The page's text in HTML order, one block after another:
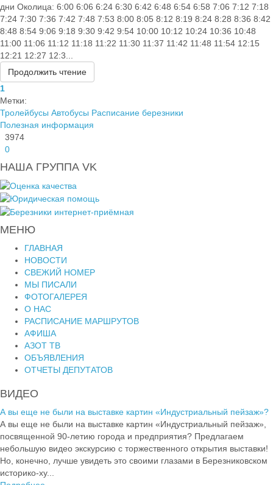
дни Околица: 6:00 6:06 6:24 6:30 6:42 6:48 6:54 6:58 7:06 7:12 7:18
7:24 7:30 7:36 7:42 7:48 7:53 8:00 8:05 8:12 8:19 8:24 8:28 8:36 8:42
8:48 8:54 9:06 9:18 9:30 9:42 9:54 10:00 10:12 10:24 10:36 10:48
11:00 11:06 11:12 11:18 11:22 11:30 11:37 11:42 11:48 11:54 12:15
12:21 12:27 12:3...
Продолжить чтение
1
Метки:
Тролейбусы Автобусы Расписание березники
Полезная информация
3974
0
НАША ГРУППА VK
МЕНЮ
ГЛАВНАЯ
НОВОСТИ
СВЕЖИЙ НОМЕР
МЫ ПИСАЛИ
ФОТОГАЛЕРЕЯ
О НАС
РАСПИСАНИЕ МАРШРУТОВ
АФИША
АЗОТ ТВ
ОБЪЯВЛЕНИЯ
ОТЧЕТЫ ДЕПУТАТОВ
ВИДЕО
А вы еще не были на выставке картин «Индустриальный пейзаж»?
А вы еще не были на выставке картин «Индустриальный пейзаж»,
посвященной 90-летию города и предприятия? Предлагаем
небольшую видео экскурсию с торжественного открытия выставки!
Но, конечно, лучше увидеть это своими глазами в Березниковском
историко-ху...